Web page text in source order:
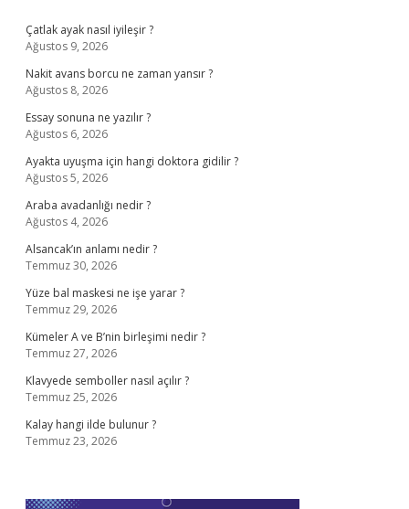
Çatlak ayak nasıl iyileşir ?
Ağustos 9, 2026
Nakit avans borcu ne zaman yansır ?
Ağustos 8, 2026
Essay sonuna ne yazılır ?
Ağustos 6, 2026
Ayakta uyuşma için hangi doktora gidilir ?
Ağustos 5, 2026
Araba avadanlığı nedir ?
Ağustos 4, 2026
Alsancak’ın anlamı nedir ?
Temmuz 30, 2026
Yüze bal maskesi ne işe yarar ?
Temmuz 29, 2026
Kümeler A ve B’nin birleşimi nedir ?
Temmuz 27, 2026
Klavyede semboller nasıl açılır ?
Temmuz 25, 2026
Kalay hangi ilde bulunur ?
Temmuz 23, 2026